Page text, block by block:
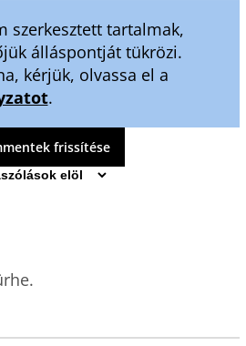
szerkesztett tartalmak,
álláspontját tükrözi.
kérjük, olvassa el a
.
frissítése